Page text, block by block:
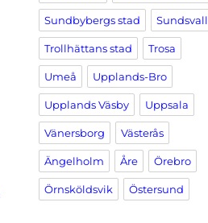
Sundbybergs stad Sundsvall
Trollhättans stad Trosa
Umeå Upplands-Bro
Upplands Väsby Uppsala
Vänersborg Västerås
Ängelholm Åre Örebro
Örnsköldsvik Östersund